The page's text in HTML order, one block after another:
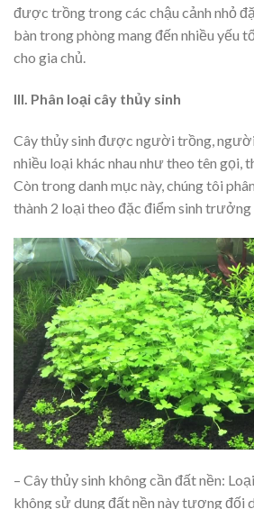
được trồng trong các chậu cảnh nhỏ
bàn trong phòng mang đến nhiều yếu
cho gia chủ.
III. Phân loại cây thủy sinh
Cây thủy sinh được người trồng,
nhiều loại khác nhau như theo tên gọi,
Còn trong danh mục này, chúng tôi
thành 2 loại theo đặc điểm sinh trưởng
– Cây thủy sinh không cần đất nền:
không sử dụng đất nền này tương đối